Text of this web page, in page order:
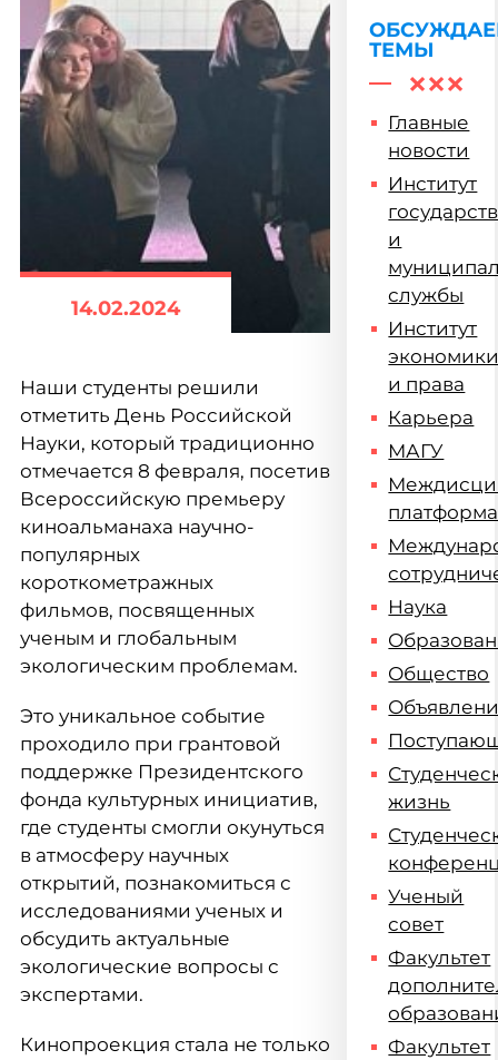
14.02.2024
Наши студенты решили
отметить День Российской
Науки, который традиционно
отмечается 8 февраля, посетив
Всероссийскую премьеру
киноальманаха научно-
популярных
короткометражных
фильмов, посвященных
ученым и глобальным
экологическим проблемам.
Это уникальное событие
проходило при грантовой
поддержке Президентского
фонда культурных инициатив,
где студенты смогли окунуться
в атмосферу научных
открытий, познакомиться с
исследованиями ученых и
обсудить актуальные
экологические вопросы с
экспертами.
Кинопроекция стала не только
ТЕМЫ
Главные
новости
Институт
и
службы
Институт
и права
Карьера
МАГУ
платформа
Наука
Общество
жизнь
Ученый
совет
Факультет
Факультет